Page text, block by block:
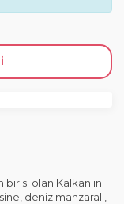
olan Kalkan'ın
deniz manzaralı,